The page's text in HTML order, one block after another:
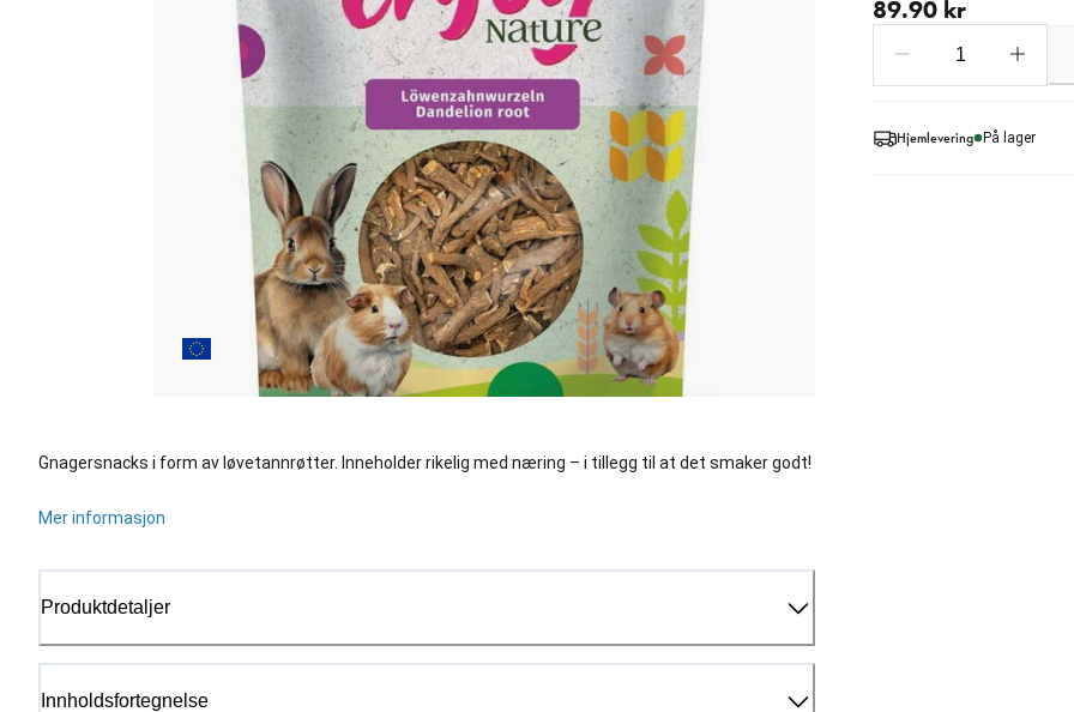
Gnagersnacks i form av løvetannrøtter. Inneholder rikelig med næring – i tillegg til at det smaker godt!
Mer informasjon
Produktdetaljer
Innholdsfortegnelse
89.90 kr
Hjemlevering På lager